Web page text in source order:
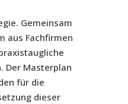
Gemeinsam
aus Fachfirmen
Der Masterplan
für die
dieser